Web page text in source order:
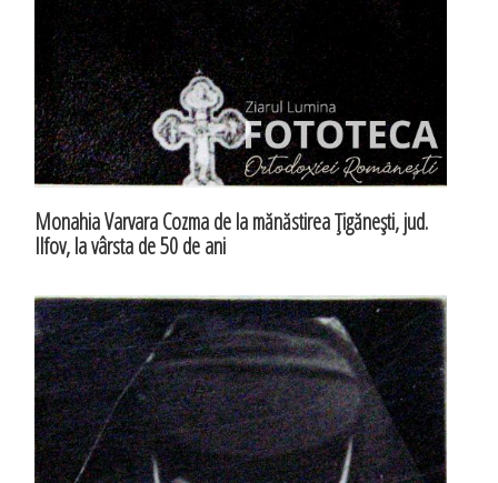
Monahia Varvara Cozma de la mănăstirea Ţigăneşti, jud.
Ilfov, la vârsta de 50 de ani